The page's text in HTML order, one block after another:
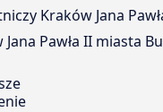
Kraków Jana
Jana Pawła II miasta